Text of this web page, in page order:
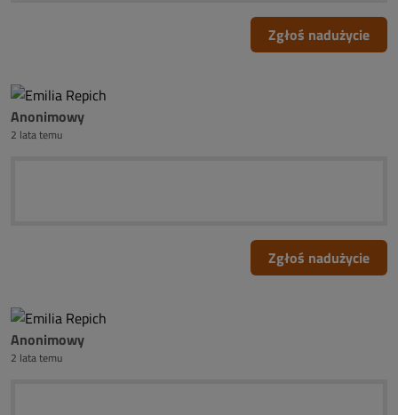
Zgłoś nadużycie
Anonimowy
2 lata temu
Zgłoś nadużycie
Anonimowy
2 lata temu